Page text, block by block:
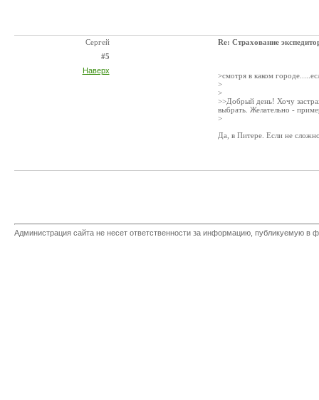
Сергей
#5
Наверх
Re: Страхование
>смотря в каком
>
>
>>Добрый день! Хочу
выбрать. Желательно -
>
Да, в Питере. Если не
Администрация сайта не несет ответственности за информацию, публикуемую